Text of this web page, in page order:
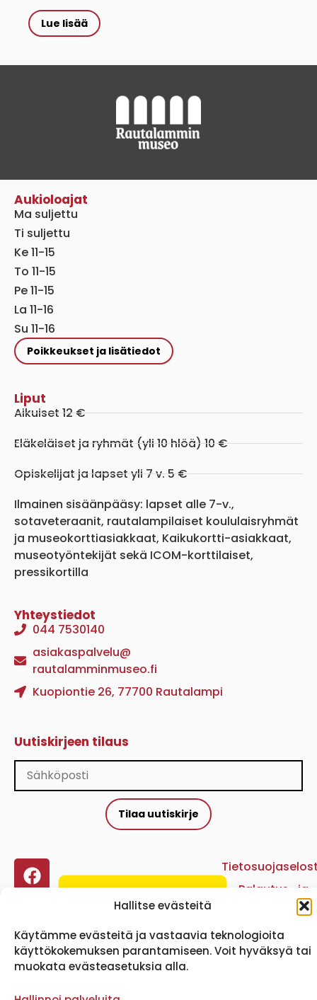
Hallitse evästeitä
Käytämme evästeitä ja vastaavia teknologioita
käyttökokemuksen parantamiseen. Voit hyväksyä tai
muokata evästeasetuksia alla.
Lue lisää
Aukioloajat
Ma suljettu
Ti suljettu
Ke 11-15
To 11-15
Pe 11-15
La 11-16
Su 11-16
Poikkeukset ja lisätiedot
Liput
Aikuiset 12 €
Eläkeläiset ja ryhmät (yli 10 hlöä) 10 €
Opiskelijat ja lapset yli 7 v. 5 €
Ilmainen sisäänpääsy: lapset alle 7-v.,
sotaveteraanit, rautalampilaiset koululaisryhmät
ja museokorttiasiakkaat, Kaikukortti-asiakkaat,
museotyöntekijät sekä ICOM-korttilaiset,
pressikortilla
Yhteystiedot
044 7530140
asiakaspalvelu@
rautalamminmuseo.fi
Kuopiontie 26, 77700 Rautalampi
Uutiskirjeen tilaus
Tilaa uutiskirje
Palautus- ja